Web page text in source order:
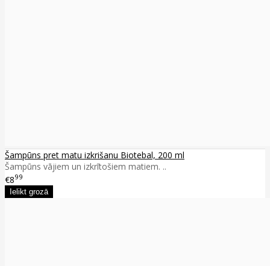
Šampūns pret matu izkrišanu Biotebal, 200 ml
Šampūns vājiem un izkrītošiem matiem. ..
€899